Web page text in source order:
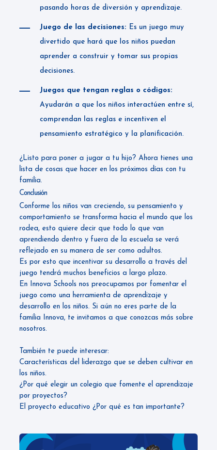
pasando horas de diversión y aprendizaje.
Juego de las decisiones: Es un juego muy
divertido que hará que los niños puedan
aprender a construir y tomar sus propias
decisiones.
Juegos que tengan reglas o códigos:
Ayudarán a que los niños interactúen entre sí,
comprendan las reglas e incentiven el
pensamiento estratégico y la planificación.
¿Listo para poner a jugar a tu hijo? Ahora tienes una
lista de cosas que hacer en los próximos días con tu
familia.
Conclusión
Conforme los niños van creciendo, su pensamiento y
comportamiento se transforma hacia el mundo que los
rodea, esto quiere decir que todo lo que van
aprendiendo dentro y fuera de la escuela se verá
reflejado en su manera de ser como adultos.
Es por esto que incentivar su desarrollo a través del
juego tendrá muchos beneficios a largo plazo.
En Innova Schools nos preocupamos por fomentar el
juego como una herramienta de aprendizaje y
desarrollo en los niños. Si aún no eres parte de la
familia Innova, te invitamos a que conozcas más sobre
nosotros.
También te puede interesar:
Características del liderazgo que se deben cultivar en
los niños.
¿Por qué elegir un colegio que fomente el aprendizaje
por proyectos?
El proyecto educativo ¿Por qué es tan importante?